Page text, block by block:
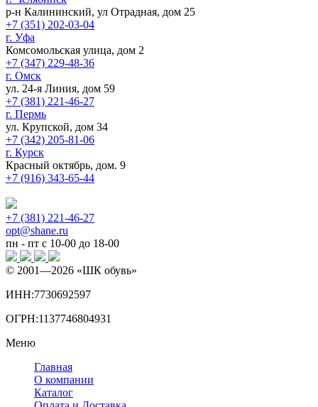
р-н Калининский, ул Отрадная, дом 25
+7 (351) 202-03-04
г. Уфа
Комсомольская улица, дом 2
+7 (347) 229-48-36
г. Омск
ул. 24-я Линия, дом 59
+7 (381) 221-46-27
г. Пермь
ул. Крупской, дом 34
+7 (342) 205-81-06
г. Курск
Красный октябрь, дом. 9
+7 (916) 343-65-44
+7 (381) 221-46-27
opt@shane.ru
пн - пт с 10-00 до 18-00
© 2001—2026 «ШК обувь»
ИНН:7730692597
ОГРН:1137746804931
Меню
Главная
О компании
Каталог